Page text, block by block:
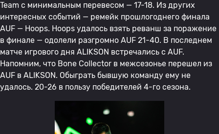
Team с минимальным перевесом — 17-18. Из других
интересных событий — ремейк прошлогоднего финала
AUF — Hoops. Hoops удалось взять реванш за поражение
в финале — одолели разгромно AUF 21-40. В последнем
матче игрового дня ALIKSON встречались с AUF.
Напомним, что Bone Collector в межсезонье перешел из
AUF в ALIKSON. Обыграть бывшую команду ему не
удалось. 20-26 в пользу победителей 4-го сезона.